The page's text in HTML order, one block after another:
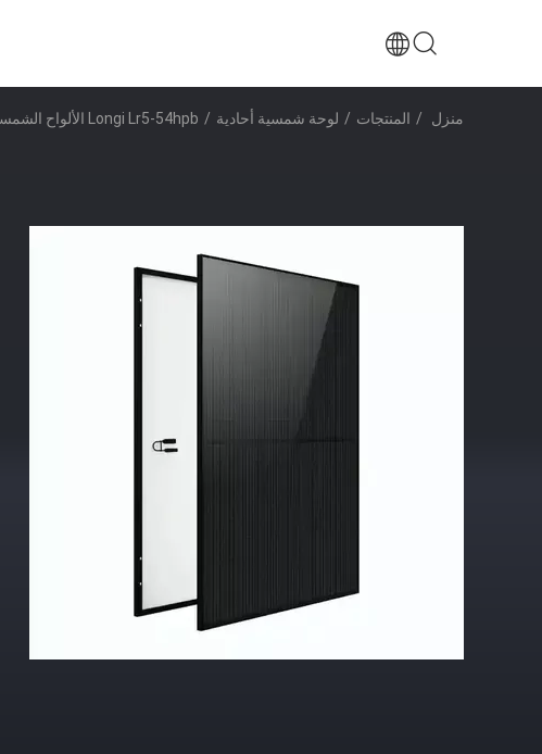
منزل / المنتجات / لوحة شمسية أحادية / Longi Lr5-54hpb الألواح الشمسية الوحدة الكهروضوئية Hi-Mo5 للمنزل 400 واط 410 واط 420 واط